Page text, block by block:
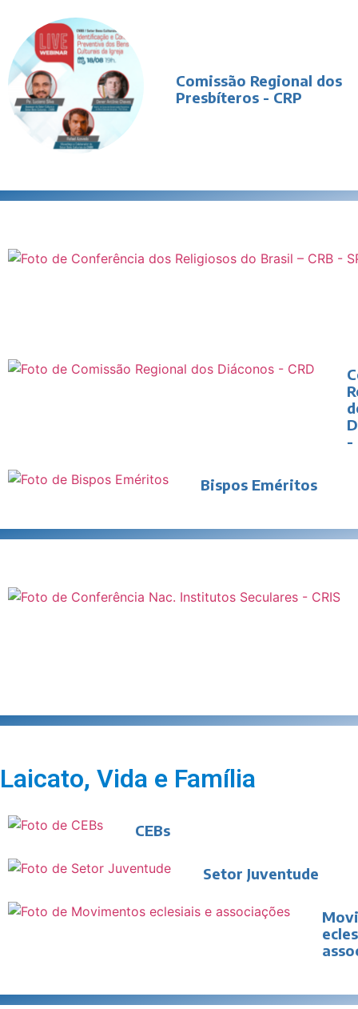
Comissão Regional dos
Presbíteros - CRP
-
Bispos Eméritos
Laicato, Vida e Família
CEBs
Setor Juventude